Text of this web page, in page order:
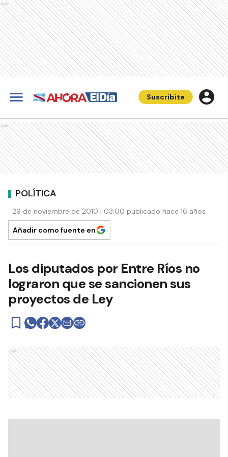
Ads
Suscribite
Ads
POLÍTICA
29 de noviembre de 2010 | 03:00 publicado hace 16 años
Añadir como fuente en
Los diputados por Entre Ríos no
lograron que se sancionen sus
proyectos de Ley
Ads